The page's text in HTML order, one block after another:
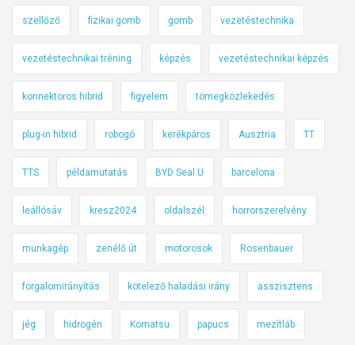
szellőző fizikai gomb gomb vezetéstechnika
vezetéstechnikai tréning képzés vezetéstechnikai képzés
konnektoros hibrid figyelem tömegközlekedés
plug-in hibrid robogó kerékpáros Ausztria TT
TTS példamutatás BYD Seal U barcelona
leállósáv kresz2024 oldalszél horrorszerelvény
munkagép zenélő út motorosok Rosenbauer
forgalomirányítás kötelező haladási irány asszisztens
jég hidrogén Komatsu papucs mezítláb